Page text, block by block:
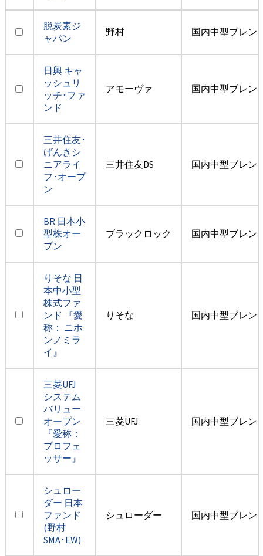
脱炭素ジ
ャパン
野村 国内中型ブレン
日興 キャ
ッシュリ
ッチ･ファ
ンド
アモーヴァ 国内中型ブレン
三井住友･
げんきシ
ニアライ
フ･オープ
ン
三井住友DS 国内中型ブレン
BR 日本小
型株オー
プン
ブラックロック 国内中型ブレン
りそな 日
本中小型
株式ファ
ンド 『愛
称： ニホ
ンノミラ
イ』
りそな 国内中型ブレン
三菱UFJ
システム
バリュー
オープン
『愛称：
プロフェ
ッサー』
三菱UFJ 国内中型ブレン
シュロー
ダー 日本
ファンド
(野村
SMA･EW)
シュローダー 国内中型ブレン